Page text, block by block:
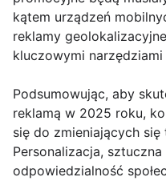
kątem urządzeń
reklamy
kluczowymi
Podsumowując, aby
reklamą w 2025 roku,
się do zmieniających
Personalizacja,
odpowiedzialność